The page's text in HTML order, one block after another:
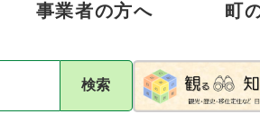
事業者の方へ 町
検索